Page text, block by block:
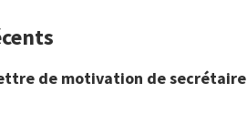
de motivation de secrétaire